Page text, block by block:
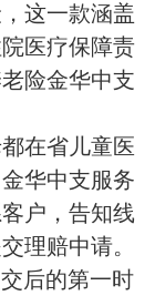
这一款涵盖
医疗保障责
险金华中支
在省儿童医
华中支服务
户，告知线
理赔中请。
后的第一时